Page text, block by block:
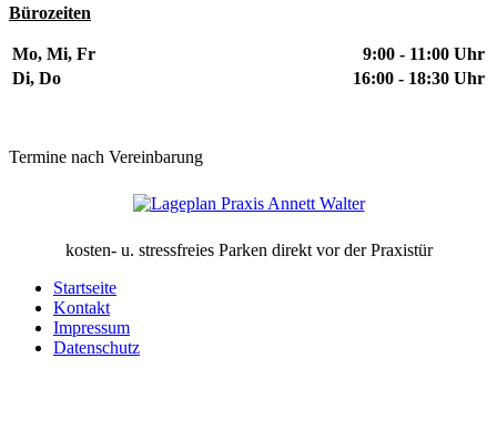
Bürozeiten
Mo, Mi, Fr
9:00 - 11:00 Uhr
Di, Do
16:00 - 18:30 Uhr
Termine nach Vereinbarung
kosten- u. stressfreies Parken direkt vor der Praxistür
Startseite
Kontakt
Impressum
Datenschutz